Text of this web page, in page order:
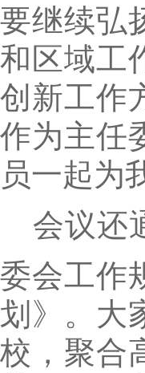
要继续弘
和区域工
创新工作
作为主任
员一起为
会议还
委会工作
划》。大
校，聚合